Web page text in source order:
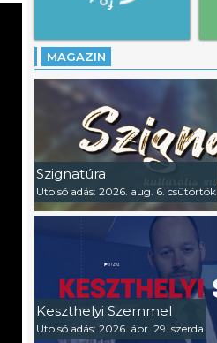
MAGAZIN
Szignatúra
Utolsó adás: 2026. aug. 6. csütörtök
Keszthelyi Szemmel
Utolsó adás: 2026. ápr. 29. szerda